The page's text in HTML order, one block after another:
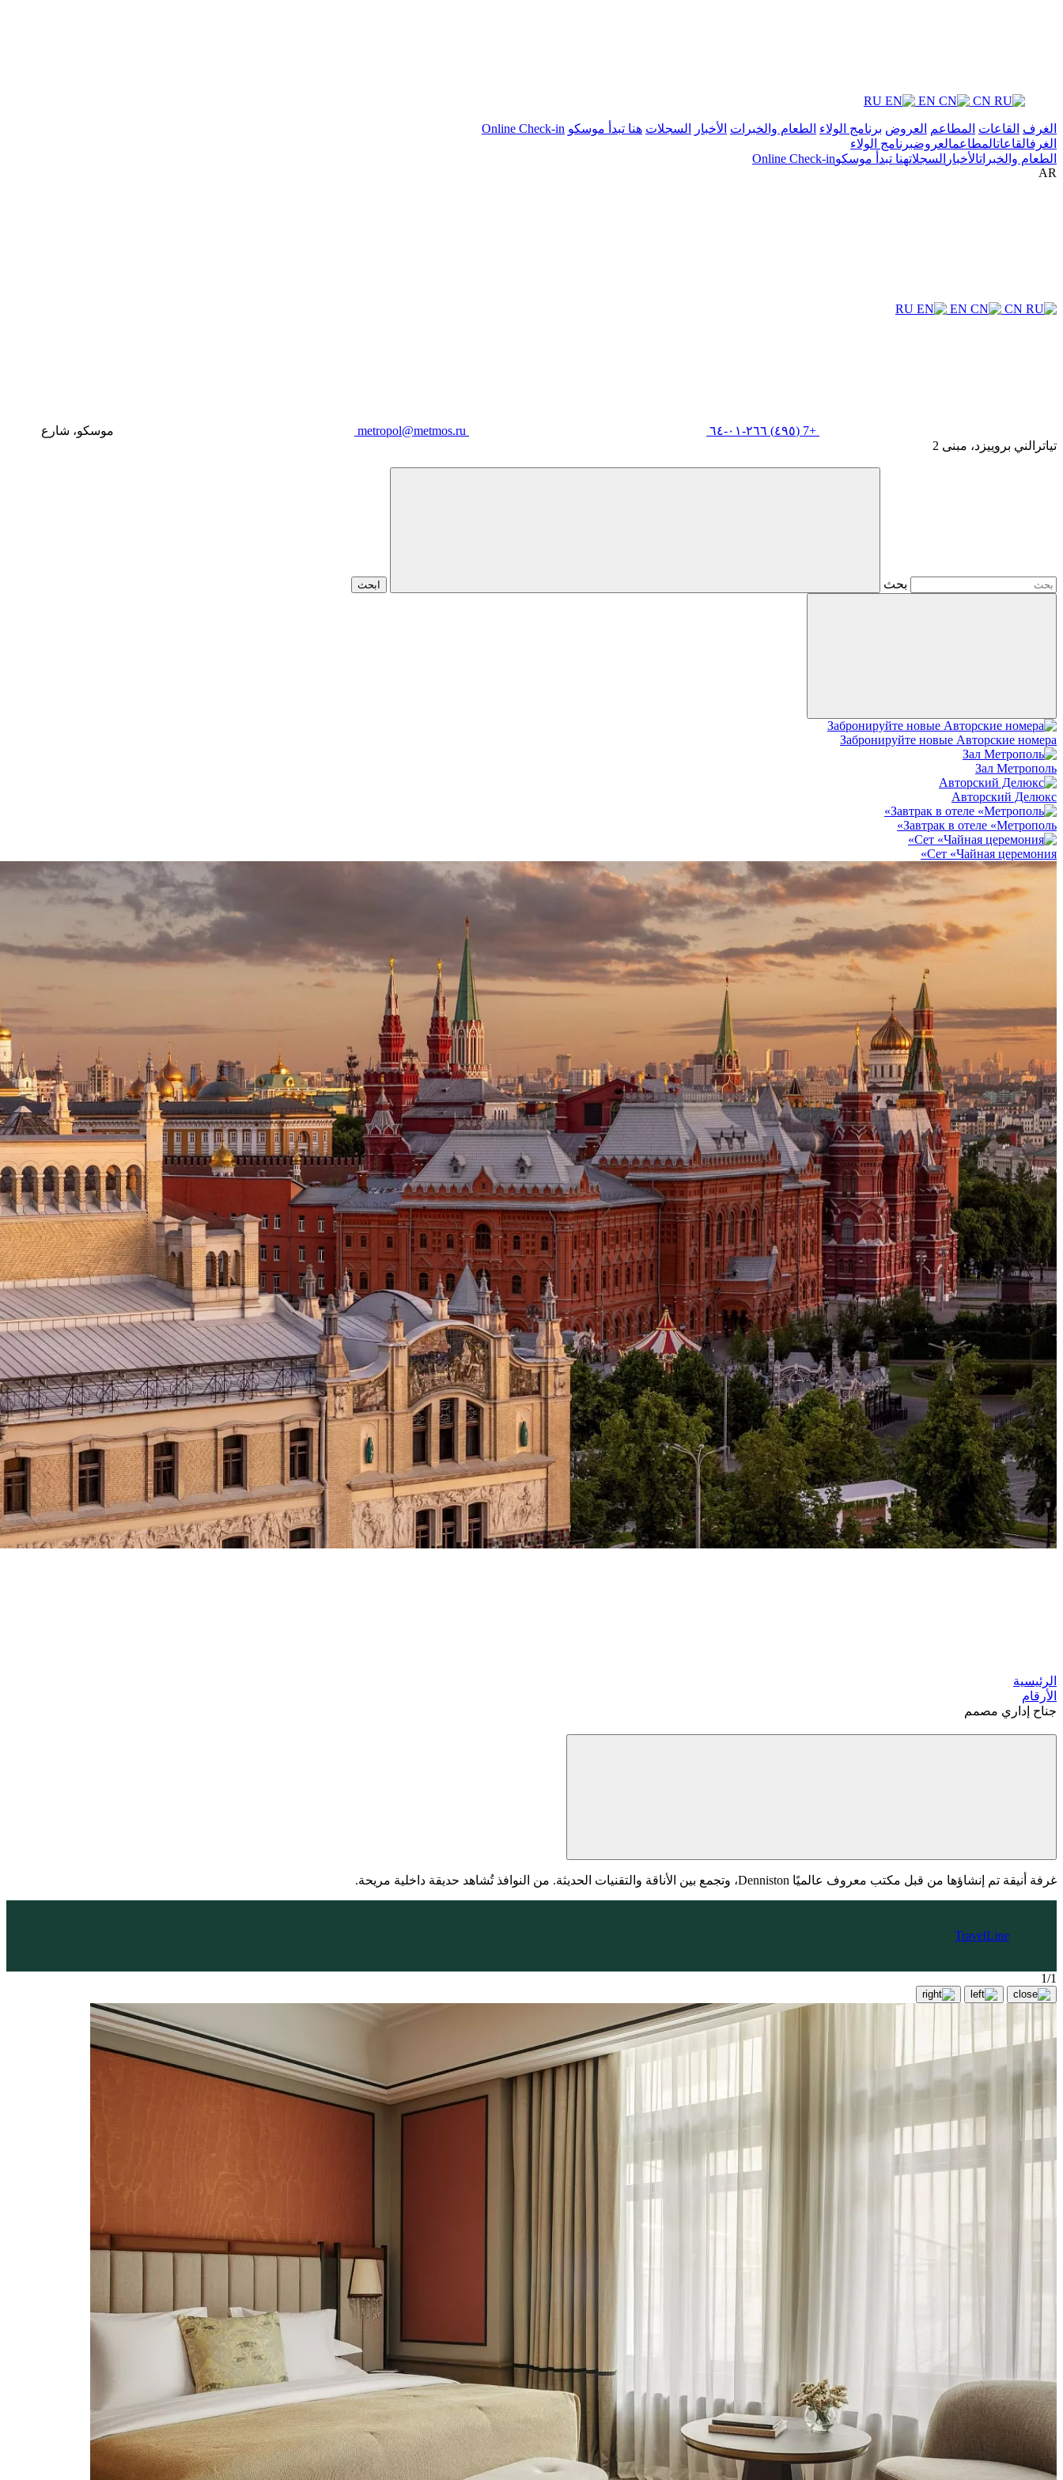
RU EN CN
الغرف القاعات المطاعم العروض برنامج الولاء الطعام والخبرات الأخبار السجلات هنا تبدأ موسكو Online Check-in
الغرفالقاعاتالمطاعمالعروضبرنامج الولاء
الطعام والخبراتالأخبار السجلاتهنا تبدأ موسكوOnline Check-in
AR
RU EN CN
+7 (٤٩٥) ٢٦٦-٠١-٦٤
موسكو، شارع
تياترالني بروييزد، مبنى 2
بحث ابحث
Забронируйте новые Авторские номера
Зал Метрополь
Авторский Делюкс
Завтрак в отеле «Метрополь»
Сет «Чайная церемония»
الرئيسية
الأرقام
جناح إداري مصمم
غرفة أنيقة تم إنشاؤها من قبل مكتب معروف عالميًا Denniston، وتجمع بين الأناقة والتقنيات الحديثة. من النوافذ تُشاهد حديقة داخلية مريحة.
TravelLine
1/1